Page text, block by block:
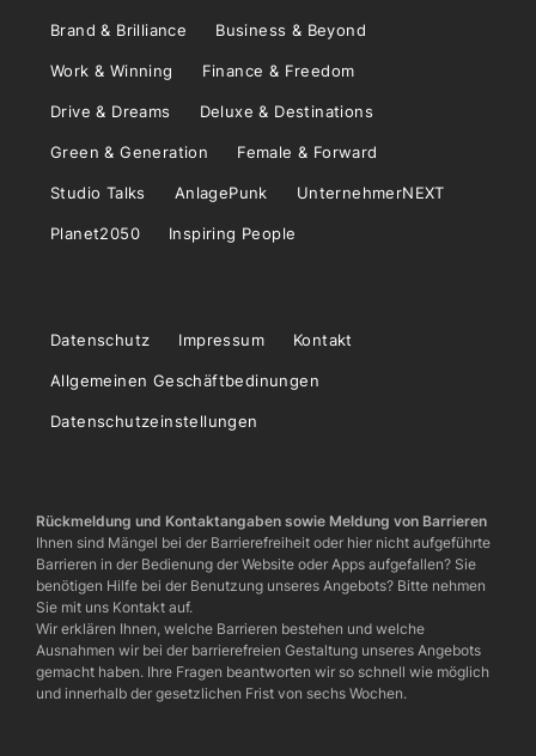
Brand & Brilliance Business & Beyond
Work & Winning Finance & Freedom
Drive & Dreams Deluxe & Destinations
Green & Generation Female & Forward
Studio Talks AnlagePunk UnternehmerNEXT
Planet2050 Inspiring People
Datenschutz Impressum Kontakt
Allgemeinen Geschäftbedinungen
Datenschutzeinstellungen
Rückmeldung und Kontaktangaben sowie Meldung von Barrieren
Ihnen sind Mängel bei der Barrierefreiheit oder hier nicht aufgeführte
Barrieren in der Bedienung der Website oder Apps aufgefallen? Sie
benötigen Hilfe bei der Benutzung unseres Angebots? Bitte nehmen
Sie mit uns Kontakt auf.
Wir erklären Ihnen, welche Barrieren bestehen und welche
Ausnahmen wir bei der barrierefreien Gestaltung unseres Angebots
gemacht haben. Ihre Fragen beantworten wir so schnell wie möglich
und innerhalb der gesetzlichen Frist von sechs Wochen.